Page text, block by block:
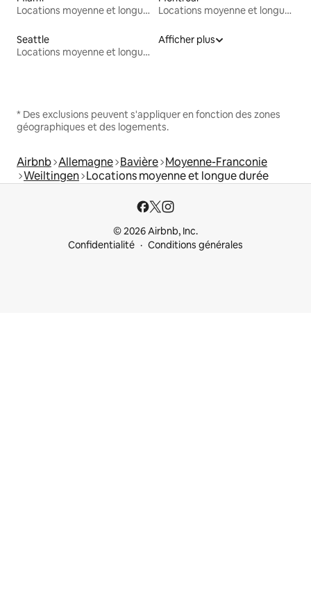
Locations moyenne et longue durée
Locations moyenne et longue durée
Seattle
Locations moyenne et longue durée
Afficher plus
* Des exclusions peuvent s'appliquer en fonction des zones
géographiques et des logements.
Airbnb Allemagne Bavière Moyenne-Franconie
Weiltingen Locations moyenne et longue durée
© 2026 Airbnb, Inc.
Confidentialité
Conditions générales